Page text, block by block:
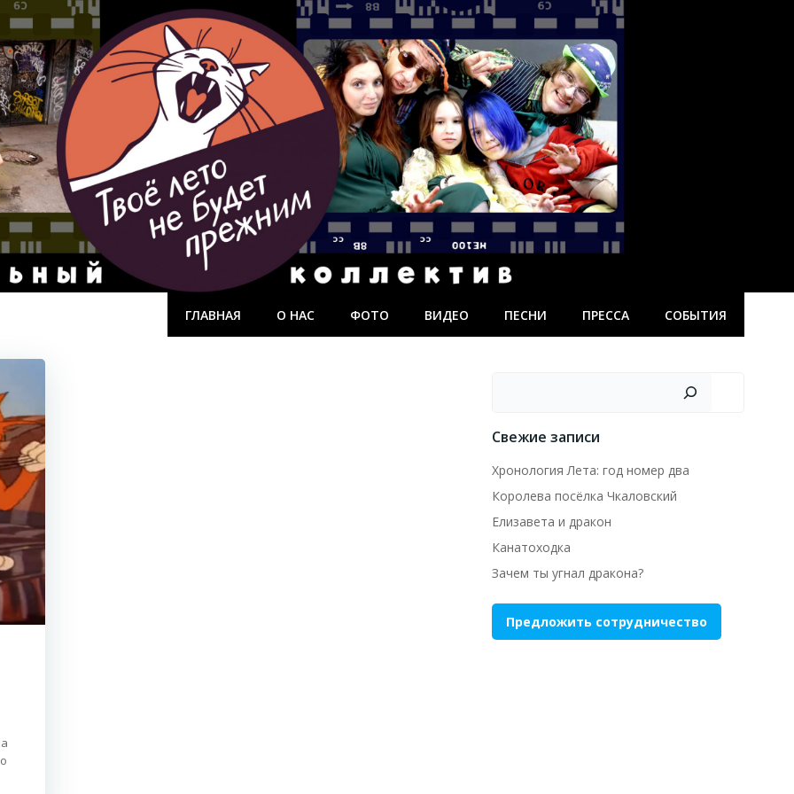
ГЛАВНАЯ О НАС ФОТО ВИДЕО ПЕСНИ ПРЕССА СОБЫТИЯ
Свежие записи
Хронология Лета: год номер два
Королева посёлка Чкаловский
Елизавета и дракон
Канатоходка
Зачем ты угнал дракона?
Предложить сотрудничество